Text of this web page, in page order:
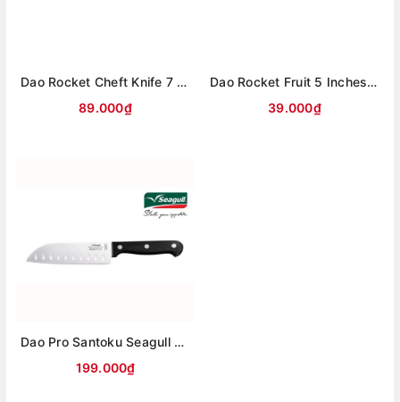
Dao Rocket Cheft Knife 7 Inches Cán Gỗ
89.000₫
Dao Rocket Fruit 5 Inches Cán Gỗ
39.000₫
Dao Pro Santoku Seagull 7 Inches
199.000₫